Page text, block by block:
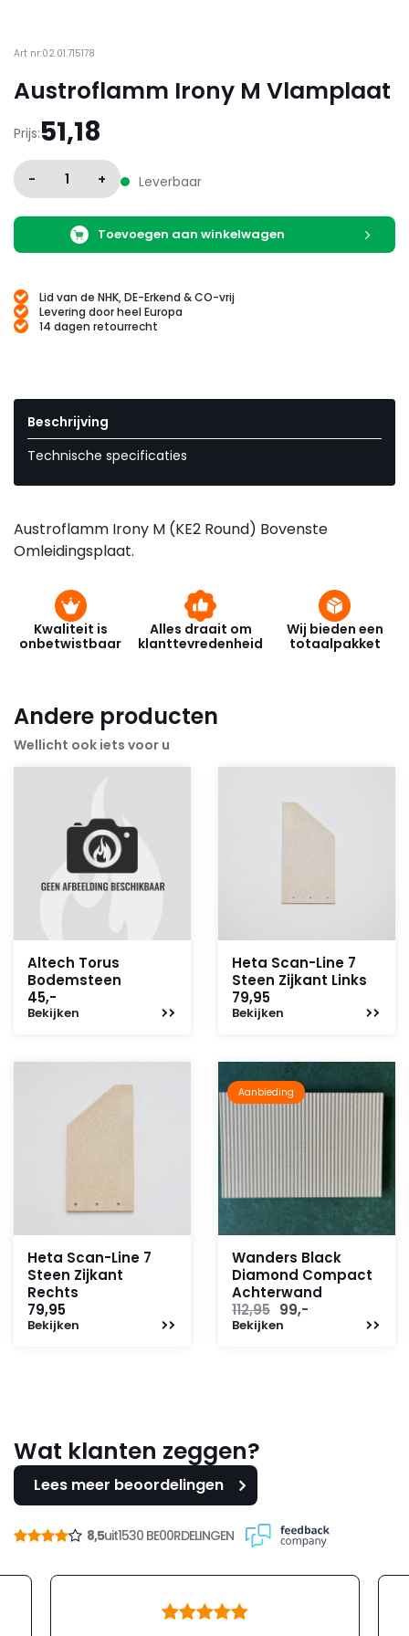
Art nr:02.01.715178
Austroflamm Irony M Vlamplaat
Prijs:51,18
- 1 + Leverbaar
Toevoegen aan winkelwagen
Lid van de NHK, DE-Erkend & CO-vrij
Levering door heel Europa
14 dagen retourrecht
Beschrijving
Technische specificaties
Austroflamm Irony M (KE2 Round) Bovenste
Omleidingsplaat.
Kwaliteit is
onbetwistbaar
Alles draait om
klanttevredenheid
Wij bieden een
totaalpakket
Andere producten
Wellicht ook iets voor u
Altech Torus
Bodemsteen
45,-
Bekijken
Heta Scan-Line 7
Steen Zijkant Links
79,95
Bekijken
Heta Scan-Line 7
Steen Zijkant
Rechts
79,95
Bekijken
Aanbieding
Wanders Black
Diamond Compact
Achterwand
112,95 Oorspronkelijke
prijs
99,-
Bekijken
Wat klanten zeggen?
Lees meer beoordelingen
8,5uit1530 BE00RDELINGEN